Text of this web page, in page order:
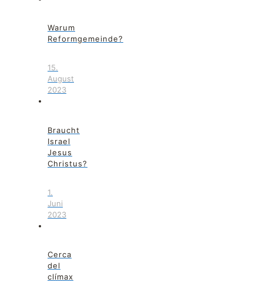
Warum
Reformgemeinde?
15.
August
2023
Braucht
Israel
Jesus
Christus?
1.
Juni
2023
Cerca
del
clímax